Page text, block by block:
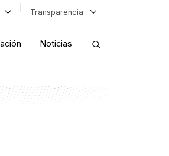
Transparencia
Noticias